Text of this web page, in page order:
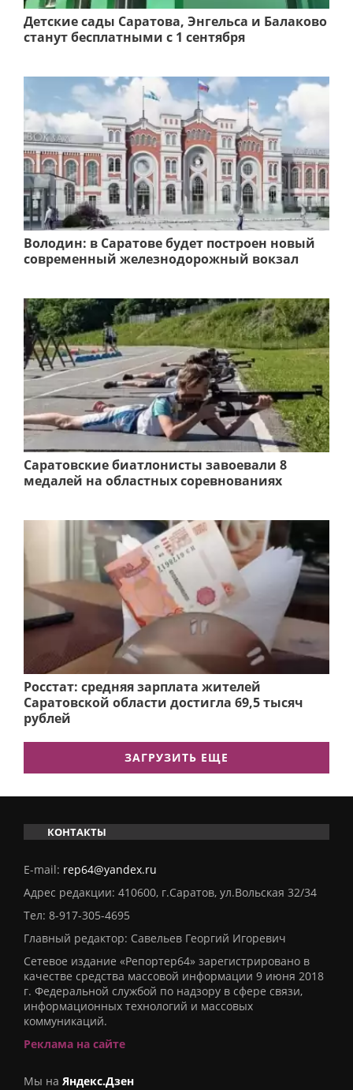
Детские сады Саратова, Энгельса и Балаково
станут бесплатными с 1 сентября
Володин: в Саратове будет построен новый
современный железнодорожный вокзал
Саратовские биатлонисты завоевали 8
медалей на областных соревнованиях
Росстат: средняя зарплата жителей
Саратовской области достигла 69,5 тысяч
рублей
ЗАГРУЗИТЬ ЕЩЕ
КОНТАКТЫ
E-mail: rep64@yandex.ru
Адрес редакции: 410600, г.Саратов, ул.Вольская 32/34
Тел: 8-917-305-4695
Главный редактор: Савельев Георгий Игоревич
Сетевое издание «Репортер64» зарегистрировано в
качестве средства массовой информации 9 июня 2018
г. Федеральной службой по надзору в сфере связи,
информационных технологий и массовых
коммуникаций.
Реклама на сайте
Мы на Яндекс.Дзен